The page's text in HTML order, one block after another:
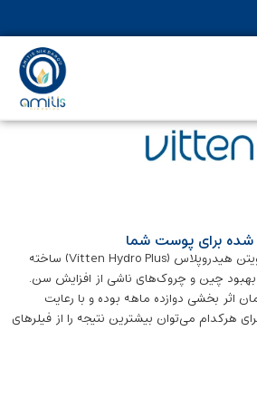
برای پوست شما
ویتن پی‌ان (Vitten PN) و ویتن هیدروپلاس (Vitten Hydro Plus) ساخته
چین و چروک‌های ناشی از افزایش سن.
اثر بخشی دوازده ماهه بوده و با رعایت
هرکدام می‌توان بیشترین نتیجه را از فیلر‌های